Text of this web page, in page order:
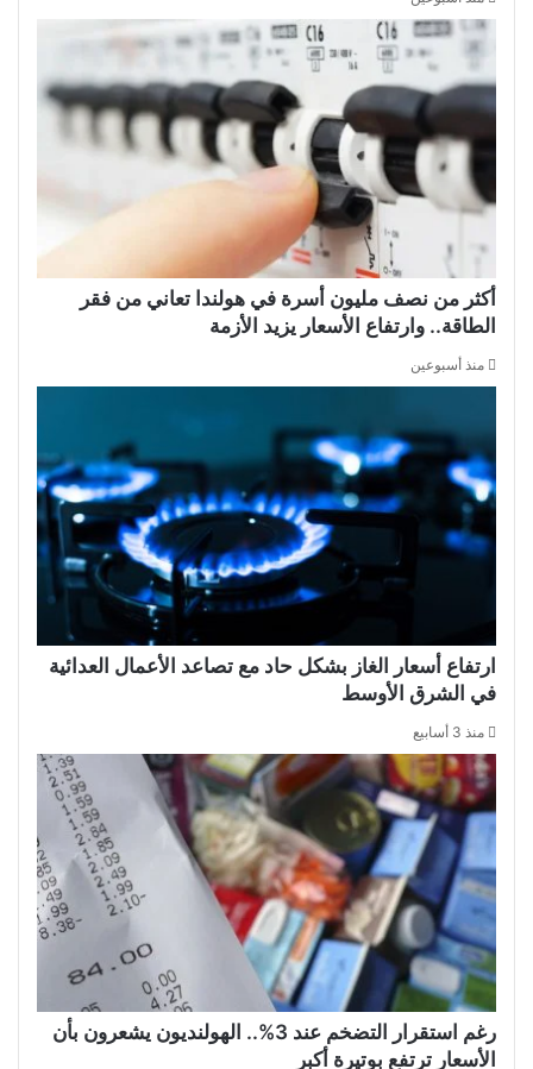
أكثر من نصف مليون أسرة في هولندا تعاني من فقر
الطاقة.. وارتفاع الأسعار يزيد الأزمة
منذ أسبوعين
ارتفاع أسعار الغاز بشكل حاد مع تصاعد الأعمال العدائية
في الشرق الأوسط
منذ 3 أسابيع
رغم استقرار التضخم عند 3%.. الهولنديون يشعرون بأن
الأسعار ترتفع بوتيرة أكبر